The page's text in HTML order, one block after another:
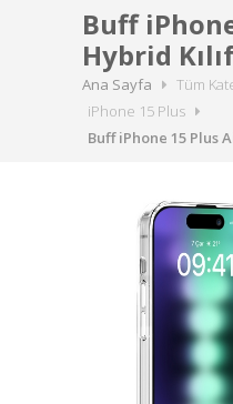
Buff
Hybrid
Ana Sayfa Tüm
iPhone 15 Plus
Buff iPhone 15 Plus